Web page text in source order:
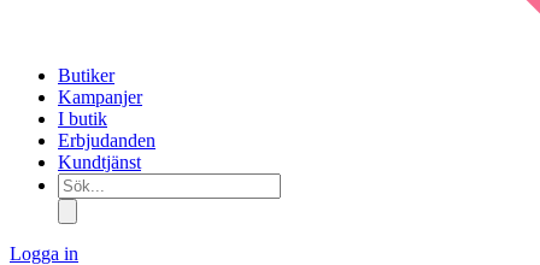
Butiker
Kampanjer
I butik
Erbjudanden
Kundtjänst
Sök...
Logga in